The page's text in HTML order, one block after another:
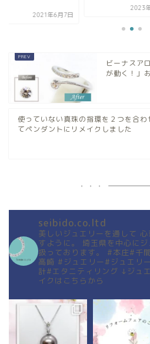
2021年6月7日
2023
ビーナスア
が動く！」
使っていない真珠の指環を２つを合わ
てペンダントにリメイクしました
seibido.co.ltd
美しいジュエリーを通して
すように。
埼玉県を中心に
扱っております。
#本庄#千
高崎 #ジュエリー#ジュエリ
計#エタニティリング ↓ジュ
イクはこちらから